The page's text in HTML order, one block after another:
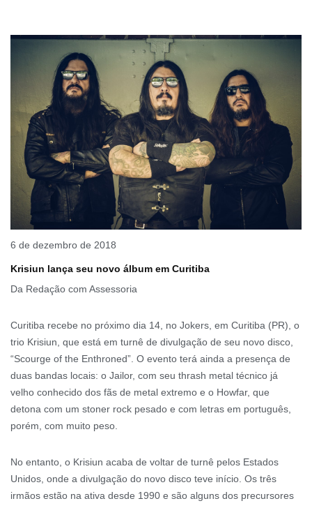
6 de dezembro de 2018
Krisiun lança seu novo álbum em Curitiba
Da Redação com Assessoria
Curitiba recebe no próximo dia 14, no Jokers, em Curitiba (PR), o
trio Krisiun, que está em turnê de divulgação de seu novo disco,
“Scourge of the Enthroned”. O evento terá ainda a presença de
duas bandas locais: o Jailor, com seu thrash metal técnico já
velho conhecido dos fãs de metal extremo e o Howfar, que
detona com um stoner rock pesado e com letras em português,
porém, com muito peso.
No entanto, o Krisiun acaba de voltar de turnê pelos Estados
Unidos, onde a divulgação do novo disco teve início. Os três
irmãos estão na ativa desde 1990 e são alguns dos precursores